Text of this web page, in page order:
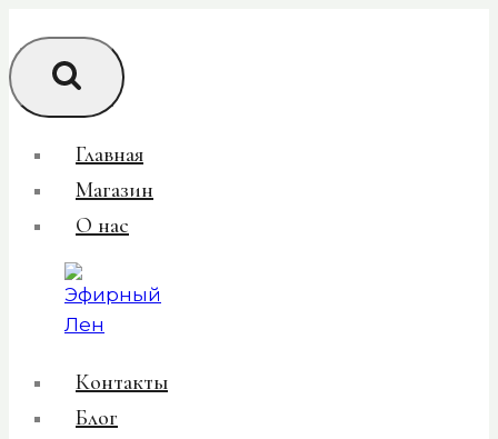
к
содержимому
Главная
Магазин
О нас
Контакты
Блог